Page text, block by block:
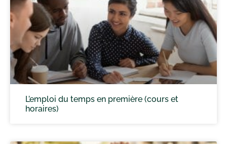
L’emploi du temps en première (cours et
horaires)